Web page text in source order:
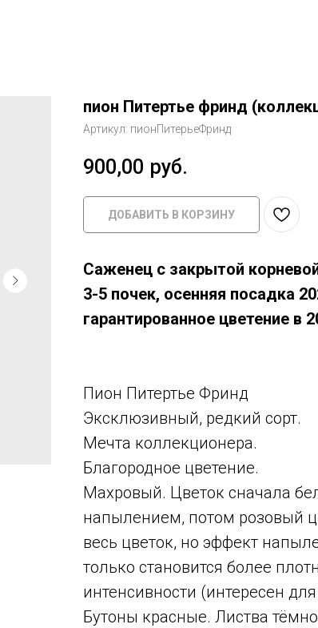
пион Питертье фринд
Артикул: пионПитерьеФринд
900,00 руб.
ДОБАВИТЬ В КОРЗИНУ
Саженец с закрытой
3-5 почек, осенняя посадка
гарантированное цветение в
Пион Питертье Фринд
Эксклюзивный, редкий сорт.
Мечта коллекционера.
Благородное цветение.
Махровый. Цветок сначала
напылением, потом розовый
весь цветок, но эффект
только становится более
интенсивности (интересен
Бутоны красные. Листва